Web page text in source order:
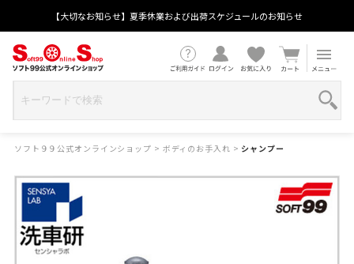
【大切なお知らせ】夏季休業および出荷スケジュールのお知らせ
ソフト９９公式オンラインショップ > ボディのお手入れ > シャンプー